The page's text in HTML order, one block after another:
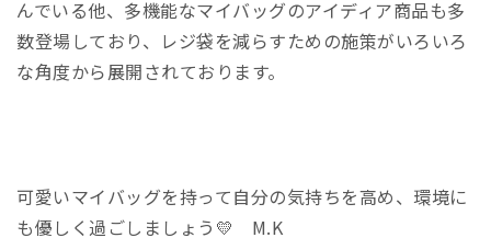
んでいる他、多機能なマイバッグのアイディア商品も多
数登場しており、レジ袋を減らすための施策がいろいろ
な角度から展開されております。
可愛いマイバッグを持って自分の気持ちを高め、環境に
も優しく過ごしましょう💛 M.K